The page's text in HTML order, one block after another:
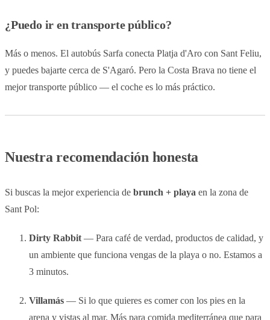
¿Puedo ir en transporte público?
Más o menos. El autobús Sarfa conecta Platja d'Aro con Sant Feliu,
y puedes bajarte cerca de S'Agaró. Pero la Costa Brava no tiene el
mejor transporte público — el coche es lo más práctico.
Nuestra recomendación honesta
Si buscas la mejor experiencia de brunch + playa en la zona de
Sant Pol:
Dirty Rabbit — Para café de verdad, productos de calidad, y
un ambiente que funciona vengas de la playa o no. Estamos a
3 minutos.
Villamás — Si lo que quieres es comer con los pies en la
arena y vistas al mar. Más para comida mediterránea que para